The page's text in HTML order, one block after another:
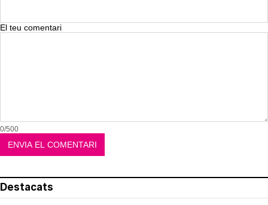
El teu comentari
0/500
Destacats